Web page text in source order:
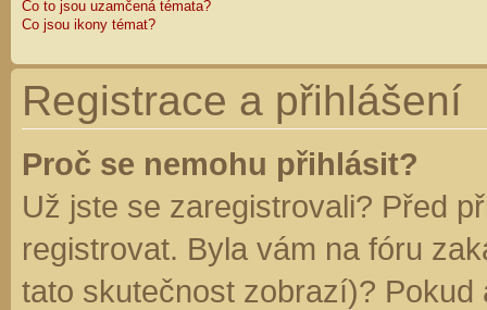
Co to jsou uzamčená témata?
Co jsou ikony témat?
Registrace a přihlášení
Proč se nemohu přihlásit?
Už jste se zaregistrovali? Před
registrovat. Byla vám na fóru
tato skutečnost zobrazí)?